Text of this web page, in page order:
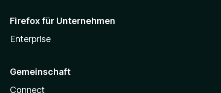
Firefox für Unternehmen
Enterprise
Gemeinschaft
Connect